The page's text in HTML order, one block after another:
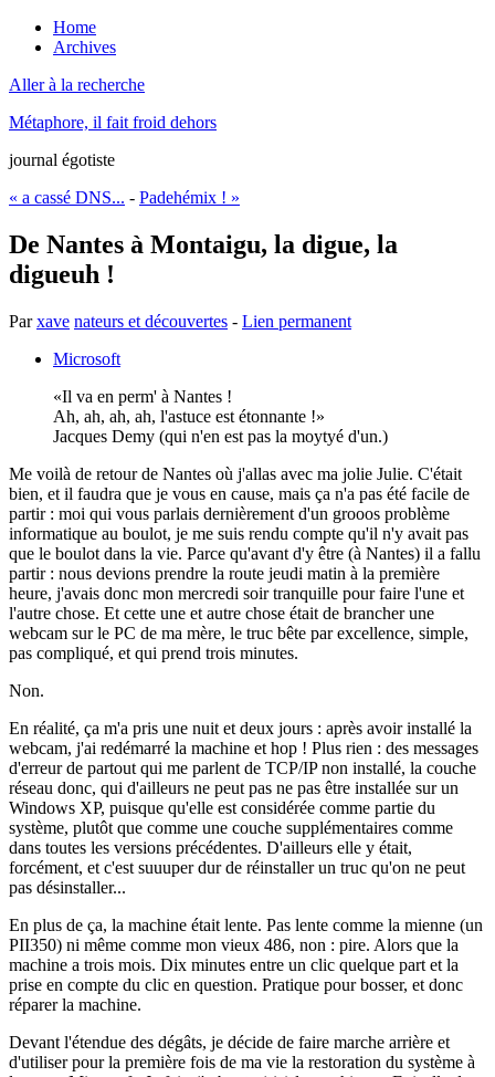
Home
Archives
Aller à la recherche
Métaphore, il fait froid dehors
journal égotiste
« a cassé DNS... - Padehémix ! »
De Nantes à Montaigu, la digue, la
digueuh !
Parxave nateurs et découvertes - Lien permanent
Microsoft
Il va en perm' à Nantes !
Ah, ah, ah, ah, l'astuce est étonnante !
Jacques Demy (qui n'en est pas la moytyé d'un.)
Me voilà de retour de Nantes où j'allas avec ma jolie Julie. C'était
bien, et il faudra que je vous en cause, mais ça n'a pas été facile de
partir : moi qui vous parlais dernièrement d'un grooos problème
informatique au boulot, je me suis rendu compte qu'il n'y avait pas
que le boulot dans la vie. Parce qu'avant d'y être (à Nantes) il a fallu
partir : nous devions prendre la route jeudi matin à la première
heure, j'avais donc mon mercredi soir tranquille pour faire l'une et
l'autre chose. Et cette une et autre chose était de brancher une
webcam sur le PC de ma mère, le truc bête par excellence, simple,
pas compliqué, et qui prend trois minutes.
Non.
En réalité, ça m'a pris une nuit et deux jours : après avoir installé la
webcam, j'ai redémarré la machine et hop ! Plus rien : des messages
d'erreur de partout qui me parlent de TCP/IP non installé, la couche
réseau donc, qui d'ailleurs ne peut pas ne pas être installée sur un
Windows XP, puisque qu'elle est considérée comme partie du
système, plutôt que comme une couche supplémentaires comme
dans toutes les versions précédentes. D'ailleurs elle y était,
forcément, et c'est suuuper dur de réinstaller un truc qu'on ne peut
pas désinstaller...
En plus de ça, la machine était lente. Pas lente comme la mienne (un
PII350) ni même comme mon vieux 486, non : pire. Alors que la
machine a trois mois. Dix minutes entre un clic quelque part et la
prise en compte du clic en question. Pratique pour bosser, et donc
réparer la machine.
Devant l'étendue des dégâts, je décide de faire marche arrière et
d'utiliser pour la première fois de ma vie la restoration du système à